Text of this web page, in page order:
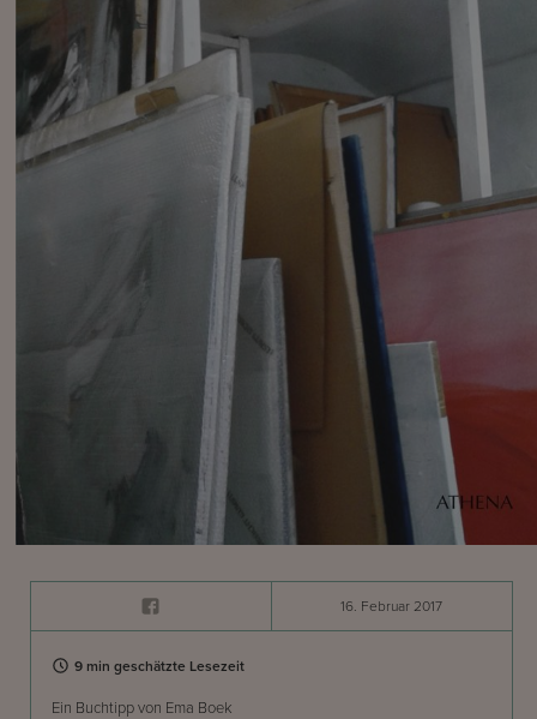
16. Februar 2017
9 min geschätzte Lesezeit
Ein Buchtipp von Ema Boek